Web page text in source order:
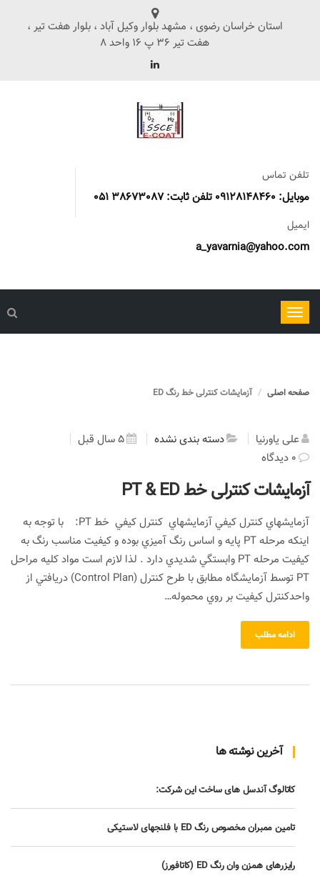
استان خراسان رضوی ، مشهد بلوار وکیل آباد ، بلوار هفت تیر ،
هفت تیر 36 پ 16 واحد 8
تلفن تماس
موبایل: 09128148460 تلفن ثابت: 38673087 051
ایمیل
a_yavarnia@yahoo.com
ناوبری
را
صفحه اصلی آزمایشات کنترلی خط رنگ ED
علی یاورنیا دسته بندی نشده
5 سال قبل
0 دیدگاه
آزمایشات کنترلی خط PT & ED
آزمايشهاي كنترل كيفي آزمايشهاي كنترل كيفي خط PT: با توجه به
اينكه مرحله PT پايه و اساس رنگ آميزي بوده و كيفيت مناسب رنگ به
كيفيت مرحله PT وابستگي شديدي دارد . لذا لازم است مواد كليه مراحل
PT توسط آزمايشگاه مطابق با طرح كنترل (Control Plan) دريافتي از
واحدكنترل كيفيت بر روي محموله…
ادامه مطلب
آخرین نوشته ها
کاتالوگ آندسل های ساخت این شرکت:
تامین ممبران مخصوص رنگ ED با فلنجهای لاستیکی
رایزرهای همزن وان رنگ ED (کاتافورز)